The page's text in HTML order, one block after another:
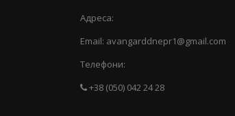
Адреса:
Email: avangarddnepr1@gmail.com
Телефони:
+38 (050) 042 24 28